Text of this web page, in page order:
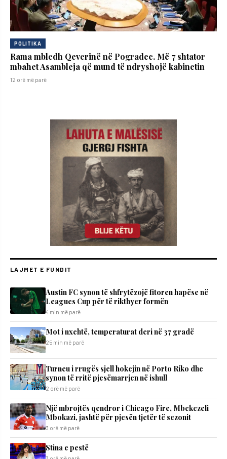
POLITIKA
Rama mbledh Qeverinë në Pogradec. Më 7 shtator
mbahet Asambleja që mund të ndryshojë kabinetin
12 orë më parë
LAJMET E FUNDIT
Austin FC synon të shfrytëzojë fitoren hapëse në
Leagues Cup për të rikthyer formën
4 min më parë
Mot i nxehtë, temperaturat deri në 37 gradë
25 min më parë
Turneu i rrugës sjell hokejin në Porto Riko dhe
synon të rritë pjesëmarrjen në ishull
2 orë më parë
Një mbrojtës qendror i Chicago Fire, Mbekezeli
Mbokazi, jashtë për pjesën tjetër të sezonit
3 orë më parë
Stina e pestë